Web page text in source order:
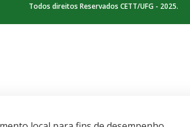
Todos direitos Reservados CETT/UFG - 2025.